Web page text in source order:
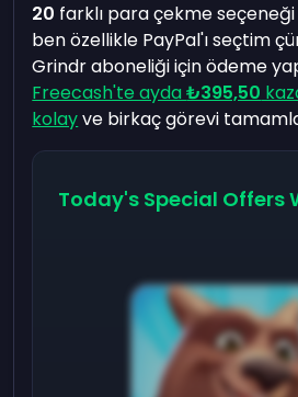
20 farklı para çekme
ben özellikle PayPal'ı seçtim
Grindr aboneliği için ödeme
Freecash'te ayda₺395,50
kolayve birkaç görevi
Today's Special Offers